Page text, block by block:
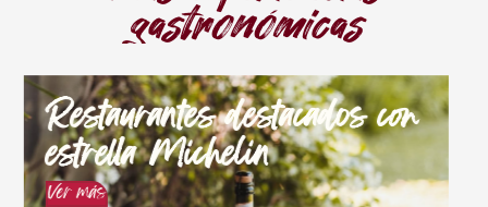
gastronómicas
Restaurantes destacados con
estrella Michelin
Ver más